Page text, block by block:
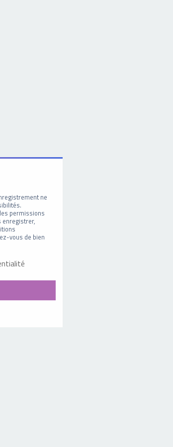
ne
permissions
enregistrer,
vous de bien